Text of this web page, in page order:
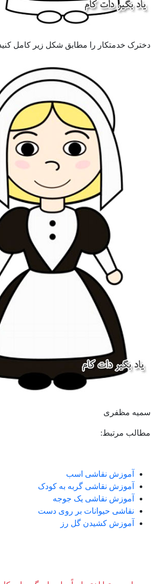
دخترک خدمتکار را مطابق شکل زیر کامل کنید
سمیه مظفری
مطالب مرتبط:
آموزش نقاشی اسب
آموزش نقاشی گربه به کودک
آموزش نقاشی یک جوجه
نقاشی حیوانات بر روی دست
آموزش کشیدن گل رز